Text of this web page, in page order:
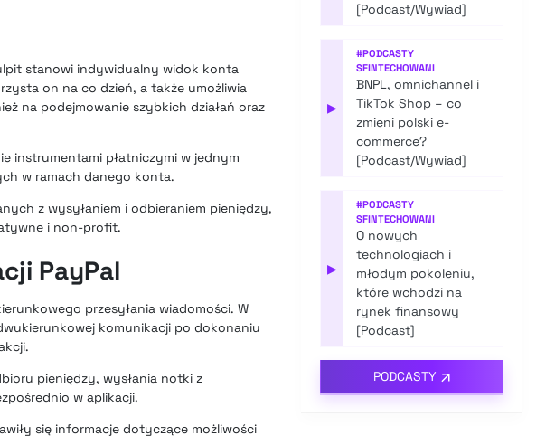
stanowi indywidualny widok konta
on na co dzień, a także umożliwia
na podejmowanie szybkich działań oraz
instrumentami płatniczymi w jednym
w ramach danego konta.
z wysyłaniem i odbieraniem pieniędzy,
i non-profit.
PayPal
przesyłania wiadomości. W
komunikacji po dokonaniu
pieniędzy, wysłania notki z
w aplikacji.
się informacje dotyczące możliwości
[Podcast/Wywiad]
▶
#PODCASTY
SFINTECHOWANI
BNPL, omnichannel i
TikTok Shop – co
zmieni polski e-
commerce?
[Podcast/Wywiad]
▶
#PODCASTY
SFINTECHOWANI
O nowych
technologiach i
młodym pokoleniu,
które wchodzi na
rynek finansowy
[Podcast]
PODCASTY